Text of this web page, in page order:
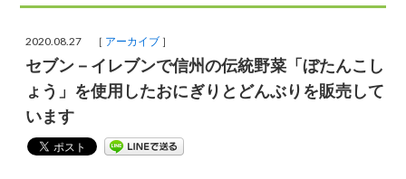
2020.08.27 ［ アーカイブ ］
セブン－イレブンで信州の伝統野菜「ぼたんこし
ょう」を使用したおにぎりとどんぶりを販売して
います